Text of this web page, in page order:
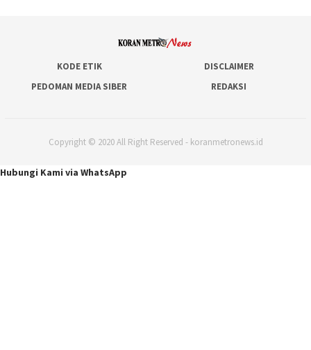
KODE ETIK
DISCLAIMER
PEDOMAN MEDIA SIBER
REDAKSI
Copyright © 2020 All Right Reserved - koranmetronews.id
Hubungi Kami via WhatsApp